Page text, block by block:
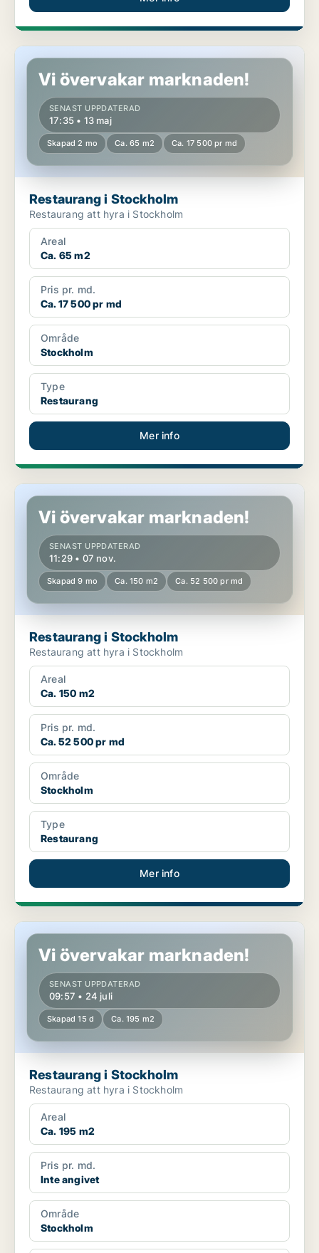
Restaurang i Stockholm
Vi övervakar marknaden!
SENAST UPPDATERAD
17:35 • 13 maj
Skapad 2 mo Ca. 65 m2 Ca. 17 500 pr md
Restaurang i Stockholm
Restaurang att hyra i Stockholm
Areal
Ca. 65 m2
Pris pr. md.
Ca. 17 500 pr md
Område
Stockholm
Type
Restaurang
Mer info
Restaurang i Stockholm
Vi övervakar marknaden!
SENAST UPPDATERAD
11:29 • 07 nov.
Skapad 9 mo Ca. 150 m2 Ca. 52 500 pr md
Restaurang i Stockholm
Restaurang att hyra i Stockholm
Areal
Ca. 150 m2
Pris pr. md.
Ca. 52 500 pr md
Område
Stockholm
Type
Restaurang
Mer info
Restaurang i Stockholm
Vi övervakar marknaden!
SENAST UPPDATERAD
09:57 • 24 juli
Skapad 15 d Ca. 195 m2
Restaurang i Stockholm
Restaurang att hyra i Stockholm
Areal
Ca. 195 m2
Pris pr. md.
Inte angivet
Område
Stockholm